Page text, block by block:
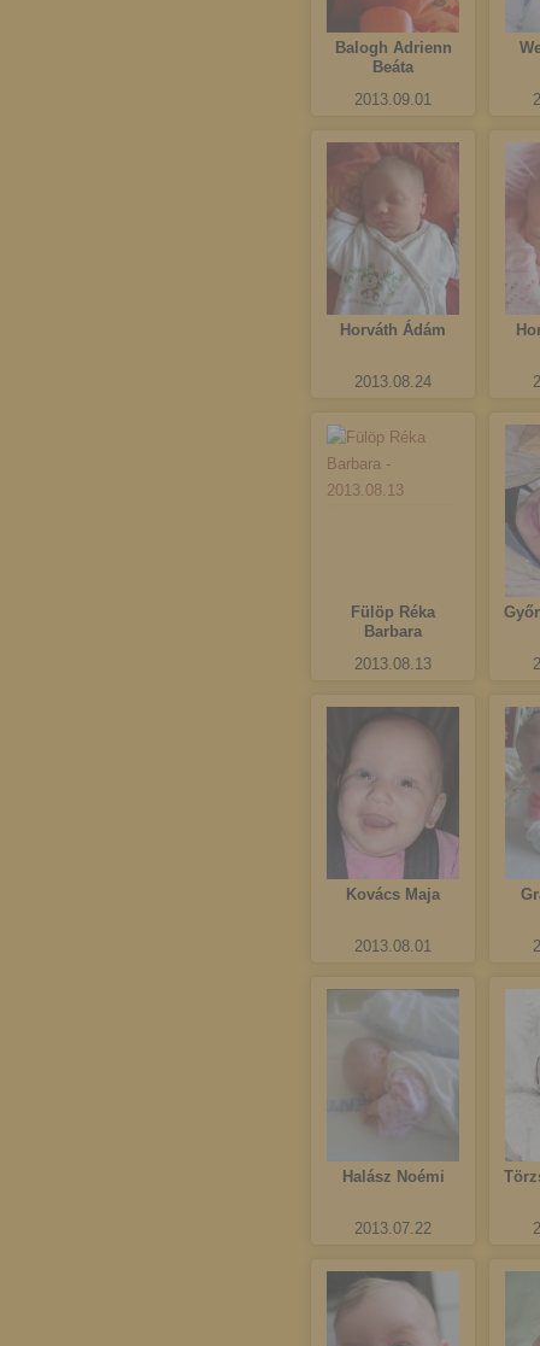
Balogh Adrienn
Beáta
2013.09.01
Horváth Ádám
2013.08.24
Fülöp Réka
Barbara
2013.08.13
Kovács Maja
2013.08.01
Halász Noémi
2013.07.22